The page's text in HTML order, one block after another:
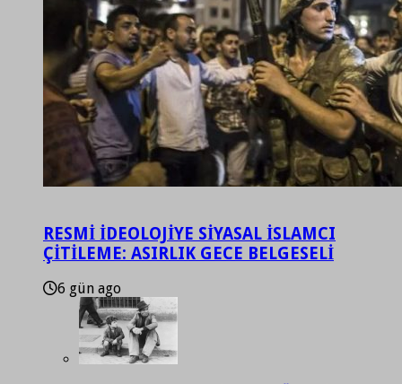
RESMİ İDEOLOJİYE SİYASAL İSLAMCI
ÇİTİLEME: ASIRLIK GECE BELGESELİ
6 gün ago